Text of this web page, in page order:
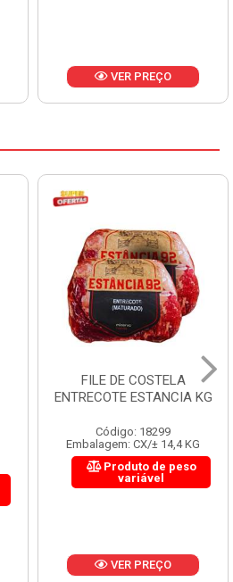
VER PREÇO
FILE DE COSTELA
ENTRECOTE ESTANCIA KG
Código: 18299
Embalagem: CX/± 14,4 KG
Produto de peso
variável
VER PREÇO